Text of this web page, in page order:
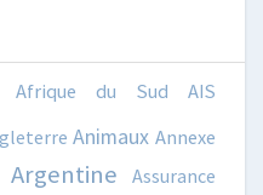
Afrique du Sud AIS
Animaux Annexe
Argentine Assurance